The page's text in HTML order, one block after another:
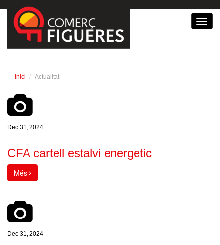
Inici Actualitat
Dec 31, 2024
CFA cartell estalvi energetic
Més
Dec 31, 2024